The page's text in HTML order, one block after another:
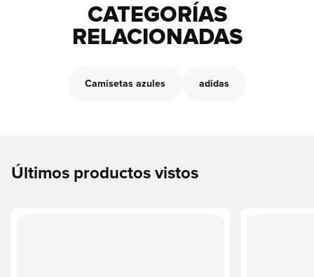
CATEGORÍAS
RELACIONADAS
Camisetas azules adidas
Últimos productos vistos